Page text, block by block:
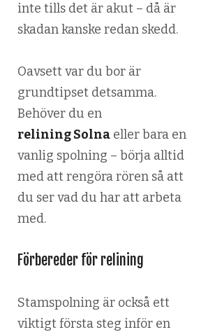
inte tills det är akut – då är
skadan kanske redan skedd.
Oavsett var du bor är
grundtipset detsamma.
Behöver du en
relining Solna eller bara en
vanlig spolning – börja alltid
med att rengöra rören så att
du ser vad du har att arbeta
med.
Förbereder för relining
Stamspolning är också ett
viktigt första steg inför en